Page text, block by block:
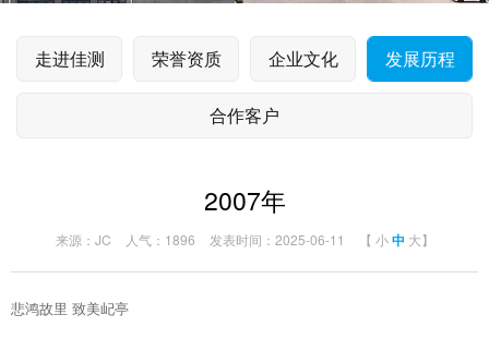
走进佳测 荣誉资质 企业文化 发展历程
合作客户
2007年
来源：JC 人气：1896 发表时间：2025-06-11 【 小 中 大】
悲鸿故里 致美屺亭